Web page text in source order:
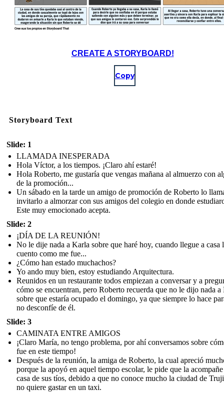
CREATE A STORYBOARD!
Copy
Storyboard Text
Slide: 1
LLAMADA INESPERADA
Hola Víctor, a los tiempos. ¡Claro ahí estaré!
Hola Roberto, me gustaría que vengas mañana al almuerzo con
de la promoción...
Un sábado en la tarde un amigo de promoción de Roberto lo
invitarlo a almorzar con sus amigos del colegio en donde
Este muy emocionado acepta.
Slide: 2
¡DÍA DE LA REUNIÓN!
No le dije nada a Karla sobre que haré hoy, cuando llegue a casa
cuento como me fue...
¿Cómo han estado muchachos?
Yo ando muy bien, estoy estudiando Arquitectura.
Reunidos en un restaurante todos empiezan a conversar y a
cómo se encuentran, pero Roberto recuerda que no le dijo nada a
sobre que estaría ocupado el domingo, ya que siempre lo hace
no desconfíe de él.
Slide: 3
CAMINATA ENTRE AMIGOS
¡Claro María, no tengo problema, por ahí conversamos sobre
fue en este tiempo!
Después de la reunión, la amiga de Roberto, la cual apreció
porque la apoyó en aquel tiempo escolar, le pide que la
casa de sus tíos, debido a que no conoce mucho la ciudad de
no quiere gastar en un taxi.